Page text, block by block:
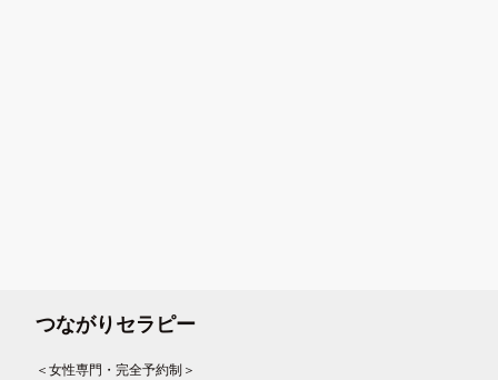
つながりセラピー
＜女性専門・完全予約制＞